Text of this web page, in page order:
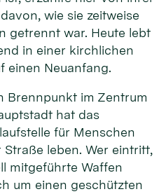
wie sie zeitweise
getrennt war. Heute lebt
in einer kirchlichen
einen Neuanfang.
Brennpunkt im Zentrum
hat das
für Menschen
leben. Wer eintritt,
mitgeführte Waffen
um einen geschützten